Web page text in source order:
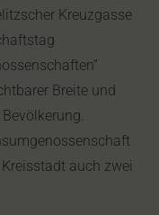
Kreuzgasse
Breite und
auch zwei